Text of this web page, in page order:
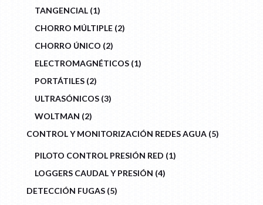
TANGENCIAL 11
PRODUCT
CHORRO MÚLTIPLE 22
PRODUCTS
CHORRO ÚNICO 22
PRODUCTS
ELECTROMAGNÉTICOS 11
PRODUCT
PORTÁTILES 22
PRODUCTS
ULTRASÓNICOS 33
PRODUCTS
WOLTMAN 22
PRODUCTS
CONTROL Y MONITORIZACIÓN REDES AGUA 55
PRODUCTS
PILOTO CONTROL PRESIÓN RED 11
PRODUCT
LOGGERS CAUDAL Y PRESIÓN 44
PRODUCTS
DETECCIÓN FUGAS 55
PRODUCTS